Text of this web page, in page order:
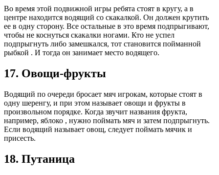
Во время этой подвижной игры ребята стоят в кругу, а в
центре находится водящий со скакалкой. Он должен крутить
ее в одну сторону. Все остальные в это время подпрыгивают,
чтобы не коснуться скакалки ногами. Кто не успел
подпрыгнуть либо замешкался, тот становится пойманной
рыбкой . И тогда он занимает место водящего.
17. Овощи-фрукты
Водящий по очереди бросает мяч игрокам, которые стоят в
одну шеренгу, и при этом называет овощи и фрукты в
произвольном порядке. Когда звучит названия фрукта,
например, яблоко , нужно поймать мяч и затем подпрыгнуть.
Если водящий называет овощ, следует поймать мячик и
присесть.
18. Путаница